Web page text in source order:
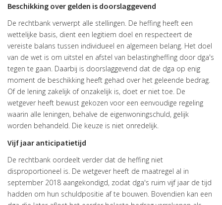
Beschikking over gelden is doorslaggevend
De rechtbank verwerpt alle stellingen. De heffing heeft een
wettelijke basis, dient een legitiem doel en respecteert de
vereiste balans tussen individueel en algemeen belang. Het doel
van de wet is om uitstel en afstel van belastingheffing door dga's
tegen te gaan. Daarbij is doorslaggevend dat de dga op enig
moment de beschikking heeft gehad over het geleende bedrag.
Of de lening zakelijk of onzakelijk is, doet er niet toe. De
wetgever heeft bewust gekozen voor een eenvoudige regeling
waarin alle leningen, behalve de eigenwoningschuld, gelijk
worden behandeld. Die keuze is niet onredelijk.
Vijf jaar anticipatietijd
De rechtbank oordeelt verder dat de heffing niet
disproportioneel is. De wetgever heeft de maatregel al in
september 2018 aangekondigd, zodat dga's ruim vijf jaar de tijd
hadden om hun schuldpositie af te bouwen. Bovendien kan een